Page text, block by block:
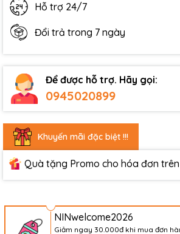
Hỗ trợ 24/7
Đổi trả trong 7 ngày
Để được hỗ trợ. Hãy gọi:
0945020899
Khuyến mãi đặc biệt !!!
Quà tặng Promo cho hóa đơn
NINwelcome2026
Giảm ngay 30.000đ khi mua đơn